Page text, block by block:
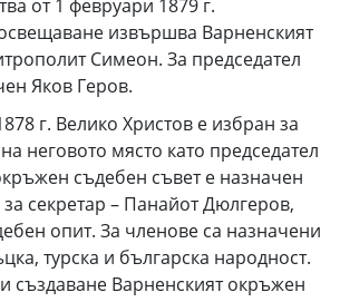
от 1 февруари 1879 г.
извършва Варненският
Симеон. За председател
Яков Геров.
г. Велико Христов е избран за
неговото място като председател
съдебен съвет е назначен
секретар – Панайот Дюлгеров,
опит. За членове са назначени
турска и българска народност.
създаване Варненският окръжен